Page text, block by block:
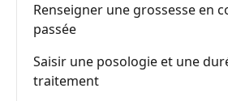
Renseigner une grossesse en
passée
Saisir une posologie et une
traitement